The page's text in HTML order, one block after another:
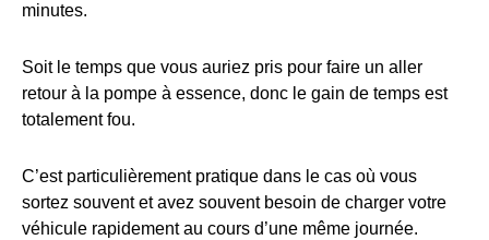
minutes.
Soit le temps que vous auriez pris pour faire un aller
retour à la pompe à essence, donc le gain de temps est
totalement fou.
C’est particulièrement pratique dans le cas où vous
sortez souvent et avez souvent besoin de charger votre
véhicule rapidement au cours d’une même journée.